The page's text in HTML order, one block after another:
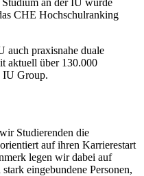
CHE Hochschulranking
auch praxisnahe duale
aktuell über 130.000
IU Group.
Studierenden die
auf ihren Karrierestart
legen wir dabei auf
eingebundene Personen,